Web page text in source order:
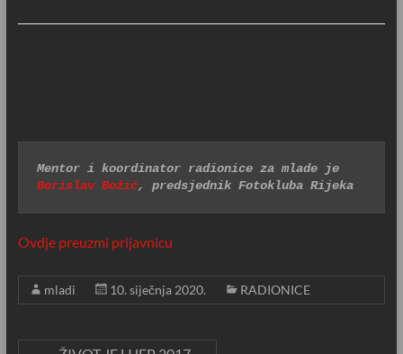
Mentor i koordinator radionice za mlade je
Borislav Božić, predsjednik Fotokluba Rijeka
Ovdje preuzmi prijavnicu
mladi 10. siječnja 2020. RADIONICE